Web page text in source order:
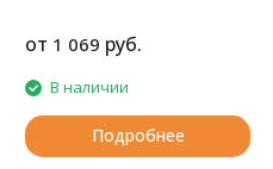
от 1 069 руб.
В наличии
Подробнее